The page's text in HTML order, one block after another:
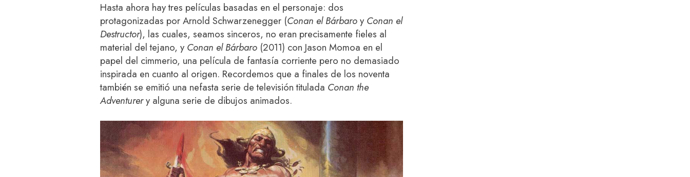
Hasta ahora hay tres películas basadas en el personaje: dos
protagonizadas por Arnold Schwarzenegger (Conan el Bárbaroy Conan el
Destructor), las cuales, seamos sinceros, no eran precisamente fieles al
material del tejano, y Conan el Bárbaro (2011) con Jason Momoa en el
papel del cimmerio, una película de fantasía corriente pero no demasiado
inspirada en cuanto al origen. Recordemos que a finales de los noventa
también se emitió una nefasta serie de televisión titulada Conan the
Adventurery alguna serie de dibujos animados.